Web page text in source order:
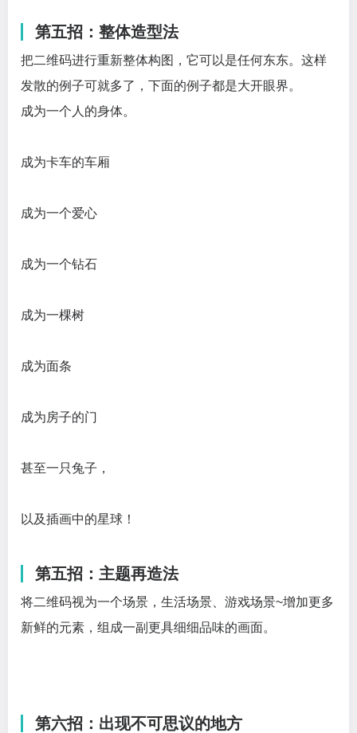
第五招：整体造型法
把二维码进行重新整体构图，它可以是任何东东。这样
发散的例子可就多了，下面的例子都是大开眼界。
成为一个人的身体。
成为卡车的车厢
成为一个爱心
成为一个钻石
成为一棵树
成为面条
成为房子的门
甚至一只兔子，
以及插画中的星球！
第五招：主题再造法
将二维码视为一个场景，生活场景、游戏场景~增加更多
新鲜的元素，组成一副更具细细品味的画面。
第六招：出现不可思议的地方